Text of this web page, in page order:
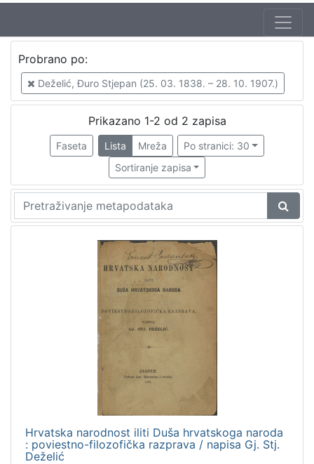
Probrano po:
Deželić, Đuro Stjepan (25. 03. 1838. – 28. 10. 1907.)
Prikazano 1-2 od 2 zapisa
Faseta Lista Mreža
Po stranici: 30
Sortiranje zapisa
Hrvatska narodnost iliti Duša hrvatskoga naroda
: poviestno-filozofička razprava / napisa Gj. Stj.
Deželić